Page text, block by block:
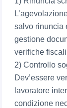
salvo rinuncia
gestione
verifiche
2) Controllo
Dev’essere
lavoratore
condizione